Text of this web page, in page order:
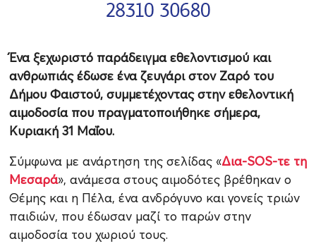
Ένα ξεχωριστό παράδειγμα εθελοντισμού και
ανθρωπιάς έδωσε ένα ζευγάρι στον Ζαρό του
Δήμου Φαιστού, συμμετέχοντας στην εθελοντική
αιμοδοσία που πραγματοποιήθηκε σήμερα,
Κυριακή 31 Μαΐου.
Σύμφωνα με ανάρτηση της σελίδας «Δια-SOS-τε τη
Μεσαρά», ανάμεσα στους αιμοδότες βρέθηκαν ο
Θέμης και η Πέλα, ένα ανδρόγυνο και γονείς τριών
παιδιών, που έδωσαν μαζί το παρών στην
αιμοδοσία του χωριού τους.